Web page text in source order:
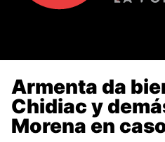
Armenta da
Chidiac y
Morena en